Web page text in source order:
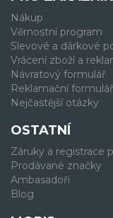
Nákup
Věrnostní program
Slevové a dárkové
Vrácení zboží a
Návratový formulář
Reklamační
Nejčastější otázky
OSTATNÍ
Záruky a registrace
Prodávané značky
Ambasadoři
Blog